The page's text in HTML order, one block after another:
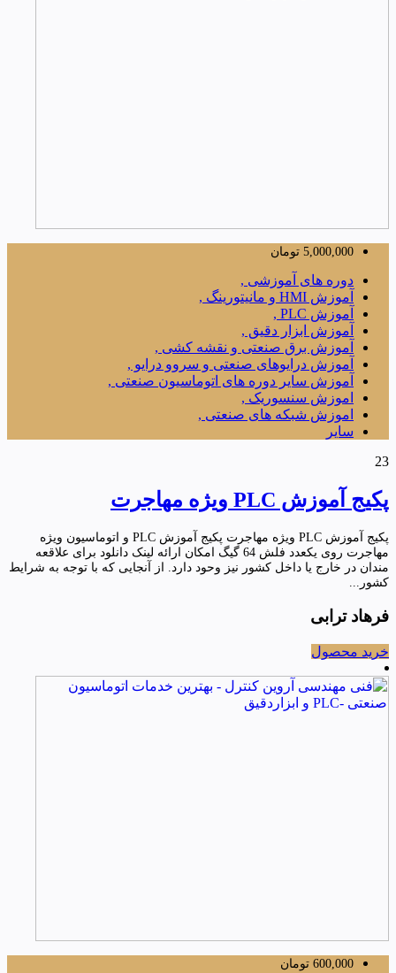
5,000,000 تومان
دوره های آموزشی ,
آموزش HMI و مانیتورینگ ,
آموزش PLC ,
آموزش ابزار دقیق ,
آموزش برق صنعتی و نقشه کشی ,
آموزش درایوهای صنعتی و سروو درایو ,
آموزش سایر دوره های اتوماسیون صنعتی ,
اموزش سنسوریک ,
اموزش شبکه های صنعتی ,
سایر
23
پکیج آموزش PLC ویژه مهاجرت
پکیج آموزش PLC ویژه مهاجرت پکیج آموزش PLC و اتوماسیون ویژه
مهاجرت روی یکعدد فلش 64 گیگ امکان ارائه لینک دانلود برای علاقعه
مندان در خارج یا داخل کشور نیز وحود دارد. از آنجایی که با توجه به شرایط
کشور...
فرهاد ترابی
خرید محصول
600,000 تومان